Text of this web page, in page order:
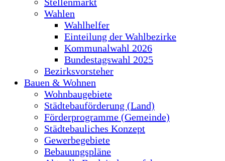
Wahlen
Wahlhelfer
Einteilung der Wahlbezirke
Kommunalwahl 2026
Bundestagswahl 2025
Bezirksvorsteher
Bauen & Wohnen
Wohnbaugebiete
Städtebauförderung (Land)
Förderprogramme (Gemeinde)
Städtebauliches Konzept
Gewerbegebiete
Bebauungspläne